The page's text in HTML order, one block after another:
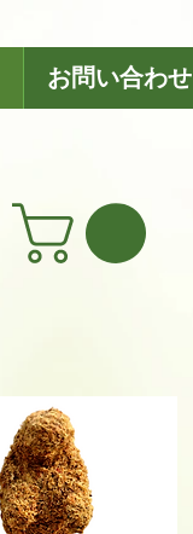
お問い合わせ